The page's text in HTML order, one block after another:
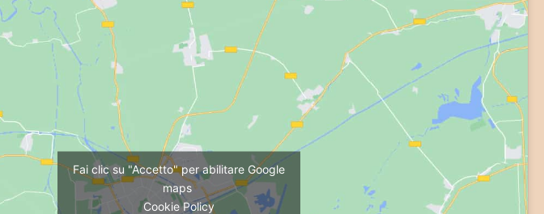
Fai clic su "Accetto" per abilitare Google
maps
Cookie Policy